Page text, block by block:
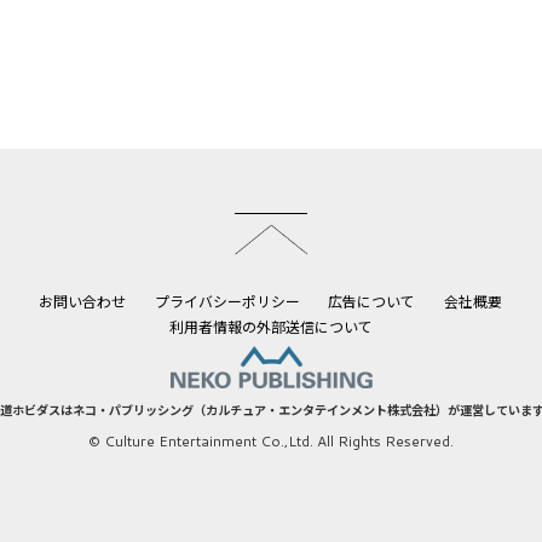
お問い合わせ プライバシーポリシー 広告について
会社概要
利用者情報の外部送信について
ホビダスはネコ・パブリッシング（カルチュア・エンタテインメント株式会社）が運営していま
© Culture Entertainment Co.,Ltd. All Rights Reserved.